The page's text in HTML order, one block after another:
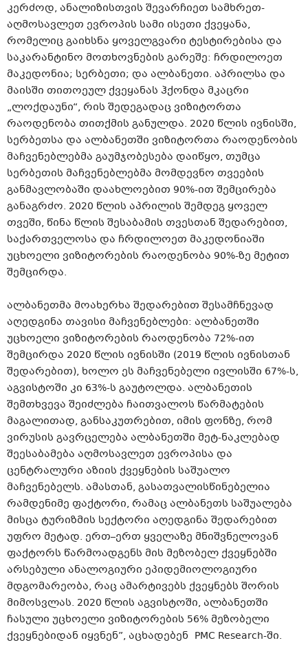
კერძოდ, ანალიზისთვის შევარჩიეთ სამხრეთ-
აღმოსავლეთ ევროპის სამი ისეთი ქვეყანა,
რომელიც გაიხსნა ყოველგვარი ტესტირებისა და
საკარანტინო მოთხოვნების გარეშე: ჩრდილოეთ
მაკედონია; სერბეთი; და ალბანეთი. აპრილსა და
მაისში თითოეულ ქვეყანას ჰქონდა მკაცრი
„ლოქდაუნი“, რის შედეგადაც ვიზიტორთა
რაოდენობა თითქმის განულდა. 2020 წლის ივნისში,
სერბეთსა და ალბანეთში ვიზიტორთა რაოდენობის
მაჩვენებლებმა გაუმჯობესება დაიწყო, თუმცა
სერბეთის მაჩვენებლებმა მომდევნო თვეების
განმავლობაში დაახლოებით 90%-ით შემცირება
განაგრძო. 2020 წლის აპრილის შემდეგ ყოველ
თვეში, წინა წლის შესაბამის თვესთან შედარებით,
საქართველოსა და ჩრდილოეთ მაკედონიაში
უცხოელი ვიზიტორების რაოდენობა 90%-ზე მეტით
შემცირდა.
ალბანეთმა მოახერხა შედარებით შესამჩნევად
აღედგინა თავისი მაჩვენებლები: ალბანეთში
უცხოელი ვიზიტორების რაოდენობა 72%-ით
შემცირდა 2020 წლის ივნისში (2019 წლის ივნისთან
შედარებით), ხოლო ეს მაჩვენებელი ივლისში 67%-ს,
აგვისტოში კი 63%-ს გაუტოლდა. ალბანეთის
შემთხვევა შეიძლება ჩაითვალოს წარმატების
მაგალითად, განსაკუთრებით, იმის ფონზე, რომ
ვირუსის გავრცელება ალბანეთში მეტ-ნაკლებად
შეესაბამება აღმოსავლეთ ევროპისა და
ცენტრალური აზიის ქვეყნების საშუალო
მაჩვენებელს. ამასთან, გასათვალისწინებელია
რამდენიმე ფაქტორი, რამაც ალბანეთს საშუალება
მისცა ტურიზმის სექტორი აღედგინა შედარებით
უფრო მეტად. ერთ–ერთ ყველაზე მნიშვნელოვან
ფაქტორს წარმოადგენს მის მეზობელ ქვეყნებში
არსებული ანალოგიური ეპიდემიოლოგიური
მდგომარეობა, რაც ამარტივებს ქვეყნებს შორის
მიმოსვლას. 2020 წლის აგვისტოში, ალბანეთში
ჩასული უცხოელი ვიზიტორების 56% მეზობელი
ქვეყნებიდან იყვნენ”, აცხადებენ PMC Research-ში.